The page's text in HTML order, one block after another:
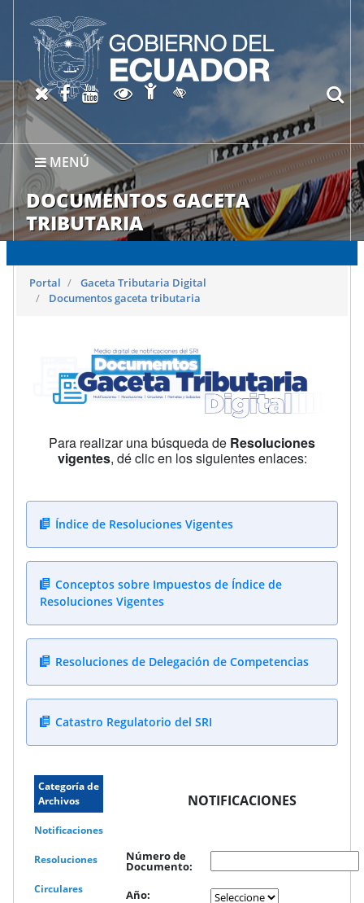
MENÚ
DOCUMENTOS GACETA
TRIBUTARIA
X oficial del SRI
Facebook oficial SRI
Canal del SRI en YouTube
Abrir página de
Abrir página de
Activar/quitar contraste
Portal
Gaceta Tributaria Digital
Documentos gaceta tributaria
Para realizar una búsqueda de Resoluciones
vigentes, dé clic en los siguientes enlaces:
Índice de Resoluciones Vigentes
Conceptos sobre Impuestos de Índice de
Resoluciones Vigentes
Resoluciones de Delegación de Competencias
Catastro Regulatorio del SRI
Categoría de
Archivos
Notificaciones
Resoluciones
Circulares
NOTIFICACIONES
Número de
Documento:
Año: